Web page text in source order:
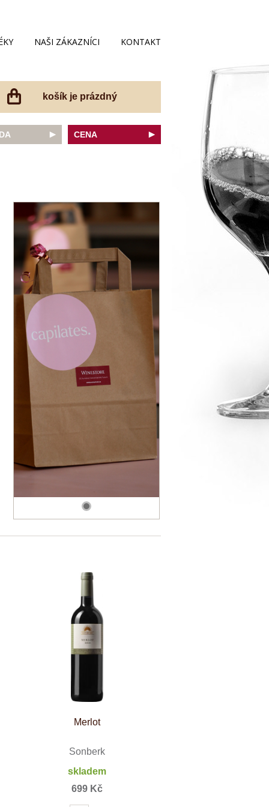
NAŠI ZÁKAZNÍCI KONTAKT
košík je prázdný
moravský
bílé
modré
šedé
rýnský
vlašský
červený
zelené
všechny odrůdy
CENA
do 600 Kč
do 700 Kč
do 800 Kč
do 900 Kč
do 1000 Kč
nad 1000 Kč
Merlot
Sonberk
skladem
699 Kč